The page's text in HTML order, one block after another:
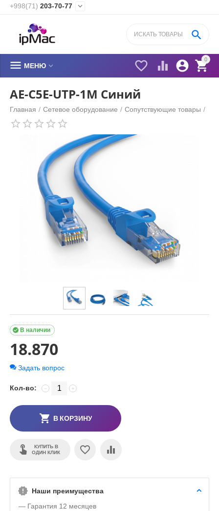
+998(71) 203-70-77 
0


 

 МЕНЮ 
AE-C5E-UTP-1M Синий
Главная / Сетевое оборудование / Cопутствующие товары /
В наличии

18.870
Задать вопрос
Кол-во: +
−
В КОРЗИНУ
КУПИТЬ В
ОДИН КЛИК
Наши преимущества
— Гарантия 12 месяцев